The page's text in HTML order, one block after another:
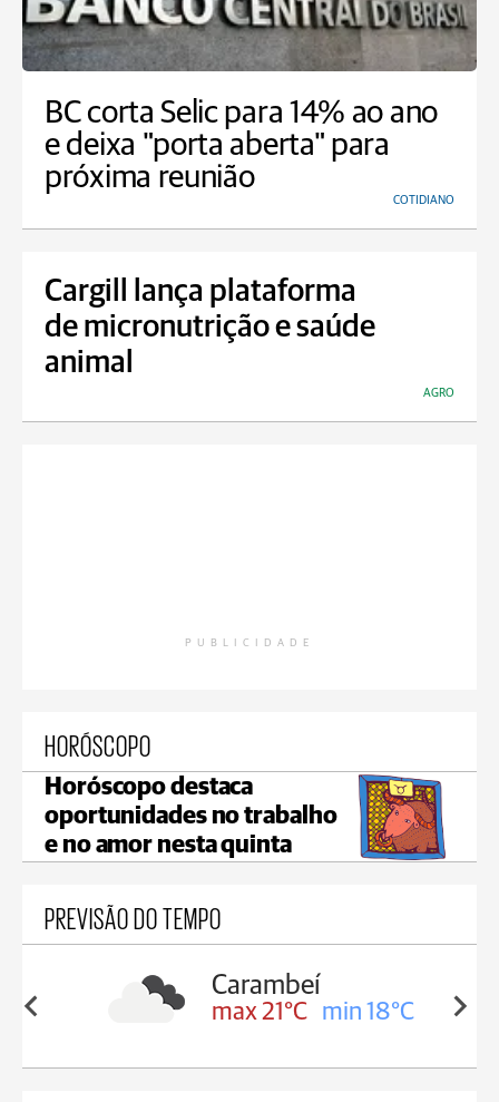
BC corta Selic para 14% ao ano
e deixa "porta aberta" para
próxima reunião
COTIDIANO
Cargill lança plataforma
de micronutrição e saúde
animal
AGRO
PUBLICIDADE
HORÓSCOPO
Horóscopo destaca
oportunidades no trabalho
e no amor nesta quinta
PREVISÃO DO TEMPO
19°C
Carambeí
max 21°C min 18°C